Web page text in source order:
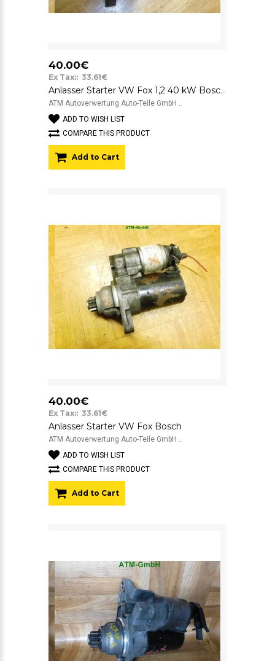
40.00€
Ex Tax:: 33.61€
Anlasser Starter VW Fox 1,2 40 kW Bosch 12v 001120400 021711023G
ATM Autoverwertung Auto-Teile GmbH ..
ADD TO WISH LIST
COMPARE THIS PRODUCT
Add to Cart
40.00€
Ex Tax:: 33.61€
Anlasser Starter VW Fox Bosch
ATM Autoverwertung Auto-Teile GmbH ..
ADD TO WISH LIST
COMPARE THIS PRODUCT
Add to Cart